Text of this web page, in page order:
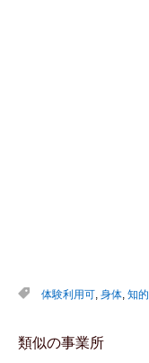
体験利用可, 身体, 知的
類似の事業所